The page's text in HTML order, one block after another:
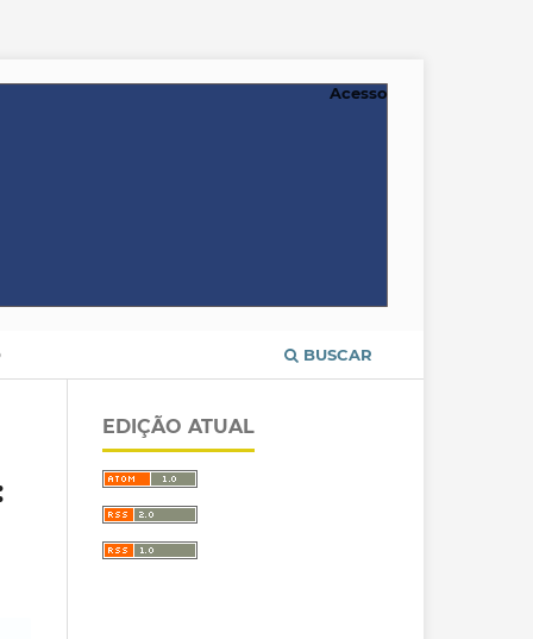
BUSCAR
Acesso
EDIÇÃO ATUAL